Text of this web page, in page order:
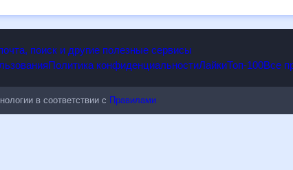
поиск и другие полезные сервисы
в соответствии сПравилами